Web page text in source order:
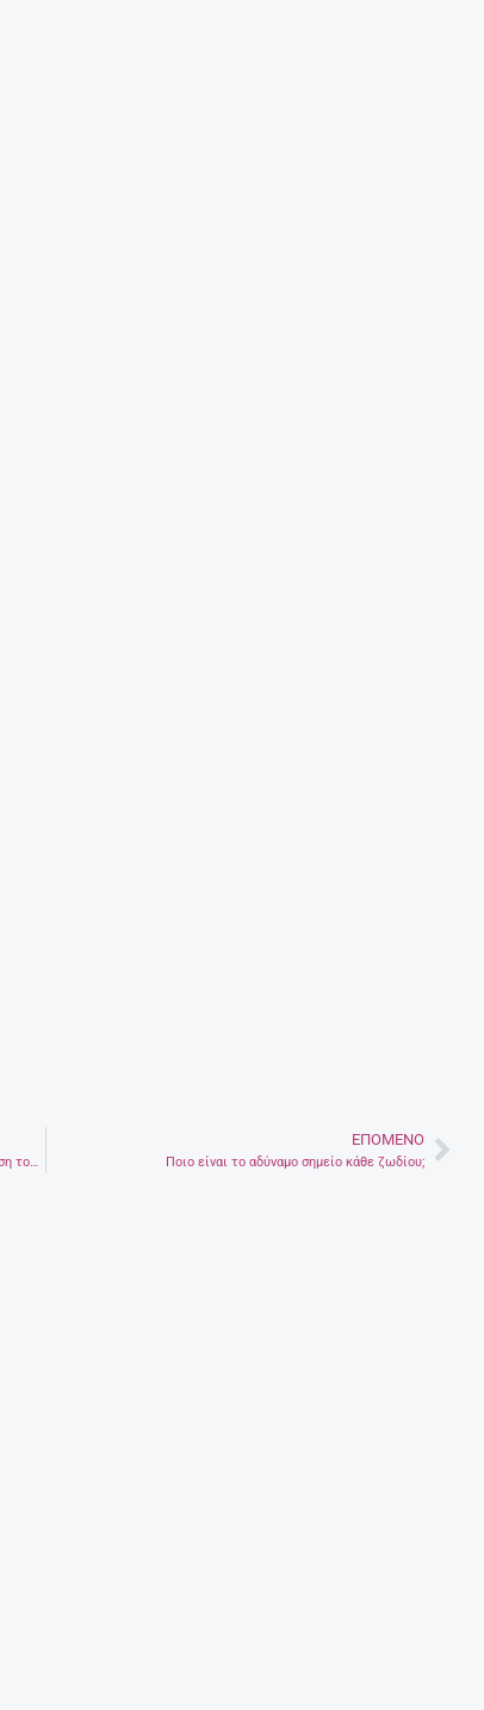
Πώς να διαχειριστείτε την πρώτη ερωτική απογοήτευση του παιδιού σας
ΕΠΌΜΕΝΟ
Ποιο είναι το αδύναμο σημείο κάθε ζωδίου;Next